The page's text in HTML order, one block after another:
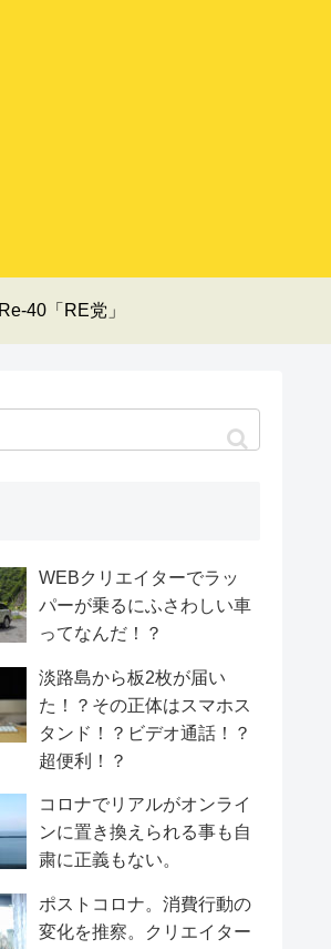
Re-40「RE党」
WEBクリエイターでラッ
パーが乗るにふさわしい車
ってなんだ！？
淡路島から板2枚が届い
た！？その正体はスマホス
タンド！？ビデオ通話！？
超便利！？
コロナでリアルがオンライ
ンに置き換えられる事も自
粛に正義もない。
ポストコロナ。消費行動の
変化を推察。クリエイター